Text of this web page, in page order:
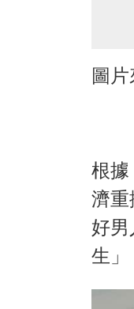
圖
根據
濟重
好
生」